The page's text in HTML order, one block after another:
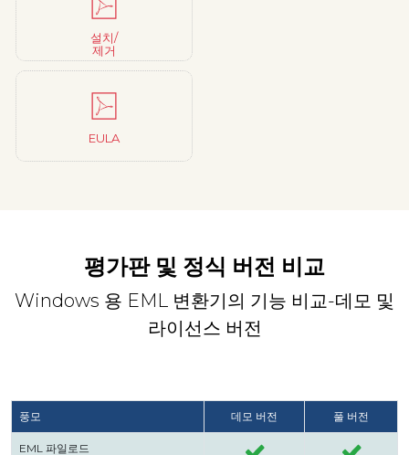
설치/
제거
EULA
평가판 및 정식 버전 비교
Windows 용 EML 변환기의 기능 비교-데모 및
라이선스 버전
풍모 데모 버전 풀 버전
EML 파일로드